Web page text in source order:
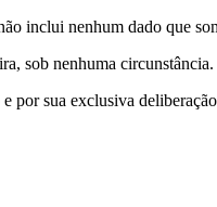
inclui nenhum dado que
sob nenhuma circunstância.
por sua exclusiva